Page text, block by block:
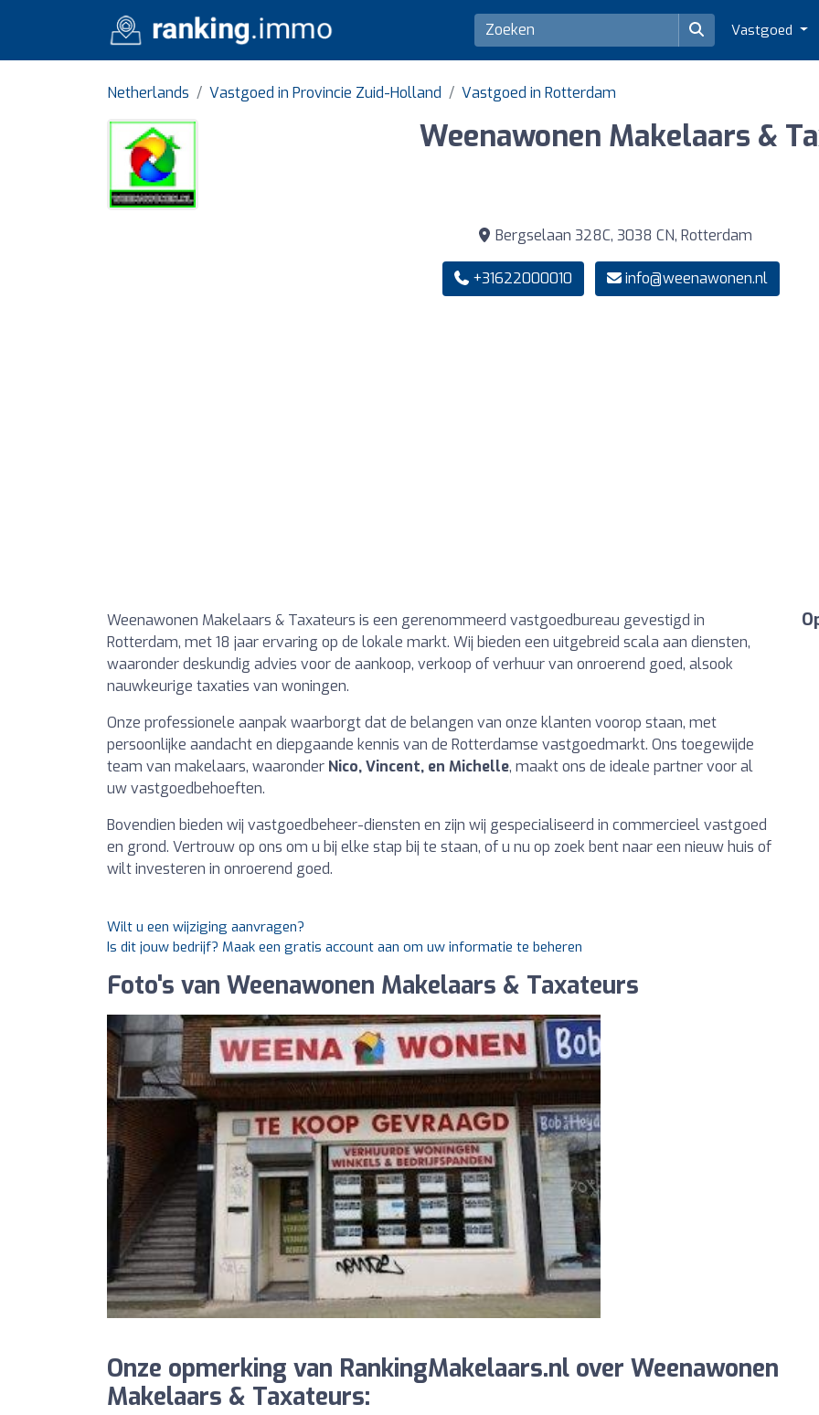
Vastgoed
Netherlands Vastgoed in Provincie Zuid-Holland Vastgoed in Rotterdam
Weenawonen Makelaars &
Bergselaan 328C, 3038 CN, Rotterdam
+31622000010 info@weenawonen.nl
Weenawonen Makelaars & Taxateurs is een gerenommeerd vastgoedbureau gevestigd in
Rotterdam, met 18 jaar ervaring op de lokale markt. Wij bieden een uitgebreid scala aan diensten,
waaronder deskundig advies voor de aankoop, verkoop of verhuur van onroerend goed, alsook
nauwkeurige taxaties van woningen.
Onze professionele aanpak waarborgt dat de belangen van onze klanten voorop staan, met
persoonlijke aandacht en diepgaande kennis van de Rotterdamse vastgoedmarkt. Ons toegewijde
team van makelaars, waaronder Nico, Vincent, en Michelle, maakt ons de ideale partner voor al
uw vastgoedbehoeften.
Bovendien bieden wij vastgoedbeheer-diensten en zijn wij gespecialiseerd in commercieel vastgoed
en grond. Vertrouw op ons om u bij elke stap bij te staan, of u nu op zoek bent naar een nieuw huis of
wilt investeren in onroerend goed.
Wilt u een wijziging aanvragen?
Is dit jouw bedrijf? Maak een gratis account aan om uw informatie te beheren
Foto's van Weenawonen Makelaars & Taxateurs
Onze opmerking van RankingMakelaars.nl over Weenawonen
Makelaars & Taxateurs: